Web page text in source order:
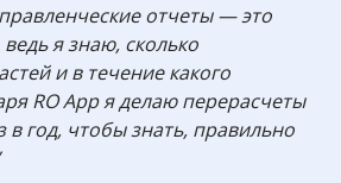
отчеты — это
я знаю, сколько
и в течение какого
RO App я делаю перерасчеты
в год, чтобы знать, правильно